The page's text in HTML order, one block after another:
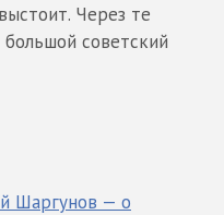
Через те
советский
Шаргунов — о